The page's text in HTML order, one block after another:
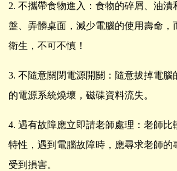
2. 不攜帶食物進入：食物的碎屑、油漬
盤、弄髒桌面，減少電腦的使用壽命，
衛生，不可不慎！
3. 不隨意關閉電源開關：隨意拔掉電腦
的電源系統燒壞，磁碟資料流失。
4. 遇有故障應立即請老師處理：老師比
特性，遇到電腦故障時，應尋求老師的
受到損害。